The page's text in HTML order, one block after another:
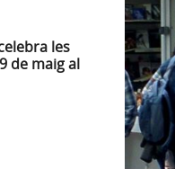
les
de maig al